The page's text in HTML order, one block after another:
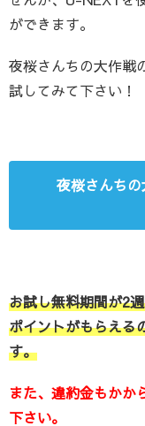
ができます。
夜桜さんちの大作戦
試してみて下さい！
夜桜さんち
お試し無料期間が2
ポイントがもらえる
す。
また、違約金もかか
下さい。